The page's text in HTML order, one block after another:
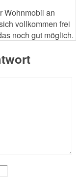
Wohnmobil an
vollkommen frei
noch gut möglich.